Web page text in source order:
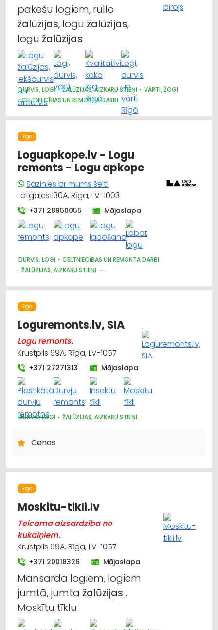
pakešu logiem, rullo
žalūzijas, logu žalūzijas,
logu žalūzijas
DURVIS, LOGI ŽALŪZIJAS, AIZKARU STIEŅI
VĀRTI, ŽOGI
CELTNIECĪBAS UN REMONTA DARBI
Rīga
Loguapkope.lv - Logu
remonts - Logu apkope
Sazinies ar mums šeit!
Latgales 130A, Rīga, LV-1003
+371 28950055 Mājaslapa
DURVIS, LOGI
CELTNIECĪBAS UN REMONTA DARBI
ŽALŪZIJAS, AIZKARU STIEŅI
APDARES DARBI
MĒBEĻU FURNITŪRA
BŪVMATERIĀLU, BŪVKONSTRUKCIJU TIRDZNIECĪBA
BŪVMATERIĀLU, BŪVKONSTRUKCIJU VAIRUMTIRDZNIECĪBA
APDARES MATERIĀLI: TIRDZNIECĪBA
Rīga
Loguremonts.lv, SIA
Logu remonts.
Krustpils 69A, Rīga, LV-1057
+371 27271313 Mājaslapa
DURVIS, LOGI ŽALŪZIJAS, AIZKARU STIEŅI
Cenas
Rīga
Moskitu-tikli.lv
Teicama aizsardzība no
kukaiņiem.
Krustpils 69A, Rīga, LV-1057
+371 20018326 Mājaslapa
Mansarda logiem, logiem
jumtā, jumta žalūzijas .
Moskītu tīklu